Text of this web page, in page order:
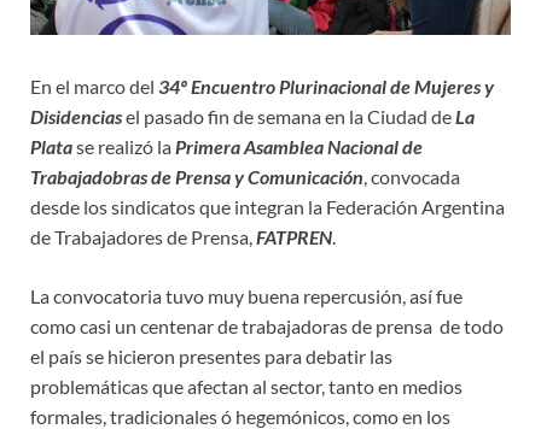
En el marco del 34º Encuentro Plurinacional de Mujeres y
Disidenciasel pasado fin de semana en la Ciudad deLa
Platase realizó laPrimera Asamblea Nacional de
Trabajadobras de Prensa y Comunicación, convocada
desde los sindicatos que integran la Federación Argentina
de Trabajadores de Prensa,FATPREN.
La convocatoria tuvo muy buena repercusión, así fue
como casi un centenar de trabajadoras de prensa de todo
el país se hicieron presentes para debatir las
problemáticas que afectan al sector, tanto en medios
formales, tradicionales ó hegemónicos, como en los